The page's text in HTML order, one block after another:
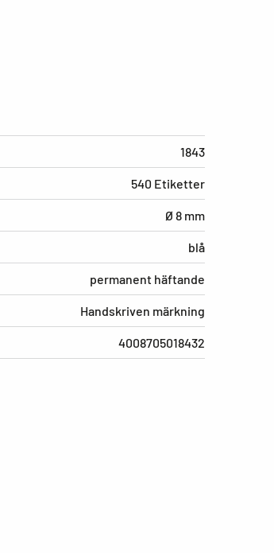
1843
540 Etiketter
Ø 8 mm
blå
permanent häftande
Handskriven märkning
4008705018432